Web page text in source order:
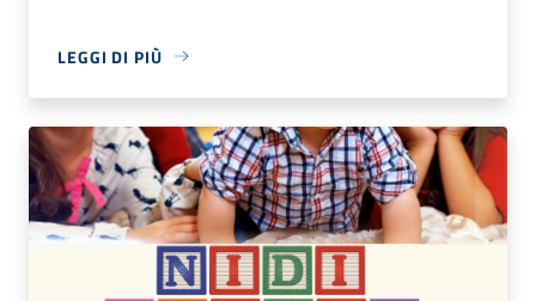
LEGGI DI PIÙ